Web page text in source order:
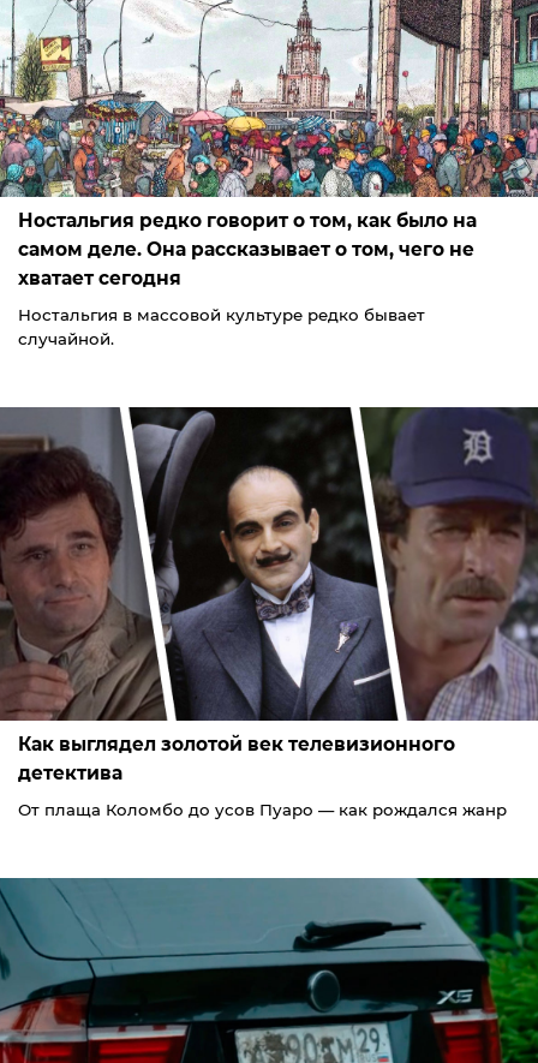
Ностальгия редко говорит о том, как было на
самом деле. Она рассказывает о том, чего не
хватает сегодня
Ностальгия в массовой культуре редко бывает
случайной.
Как выглядел золотой век телевизионного
детектива
От плаща Коломбо до усов Пуаро — как рождался жанр